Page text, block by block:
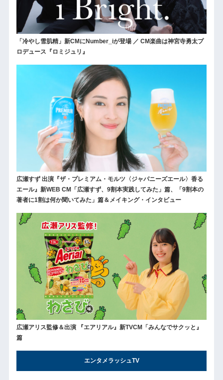
「冷やし雪肌精」新CMにNumber_iが登場 ／ CM楽曲は神宮寺勇太プ
ロデュース『ロミジュリ』
広瀬すず 出演『ザ・プレミアム・モルツ〈ジャパニーズエール〉香る
エール』新WEB CM「広瀬すず、9割本実践してみた」篇、「9割本の
著者に1割は何か聞いてみた」篇＆メイキング・インタビュー
広瀬アリス監修＆出演 『エアリアル』新TVCM「みんなでサクッと』
篇
エンタメラッシュTV